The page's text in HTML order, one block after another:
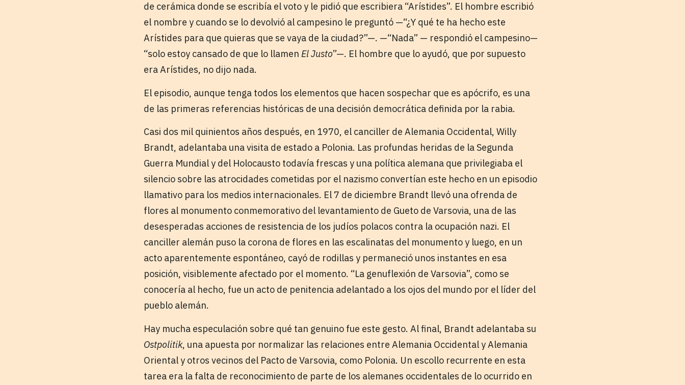
de cerámica donde se escribía el voto y le pidió que escribiera “Arístides”. El hombre escribió
el nombre y cuando se lo devolvió al campesino le preguntó —“¿Y qué te ha hecho este
Arístides para que quieras que se vaya de la ciudad?”—. —“Nada” — respondió el campesino—
“solo estoy cansado de que lo llamen El Justo”—. El hombre que lo ayudó, que por supuesto
era Arístides, no dijo nada.
El episodio, aunque tenga todos los elementos que hacen sospechar que es apócrifo, es una
de las primeras referencias históricas de una decisión democrática definida por la rabia.
Casi dos mil quinientos años después, en 1970, el canciller de Alemania Occidental, Willy
Brandt, adelantaba una visita de estado a Polonia. Las profundas heridas de la Segunda
Guerra Mundial y del Holocausto todavía frescas y una política alemana que privilegiaba el
silencio sobre las atrocidades cometidas por el nazismo convertían este hecho en un episodio
llamativo para los medios internacionales. El 7 de diciembre Brandt llevó una ofrenda de
flores al monumento conmemorativo del levantamiento de Gueto de Varsovia, una de las
desesperadas acciones de resistencia de los judíos polacos contra la ocupación nazi. El
canciller alemán puso la corona de flores en las escalinatas del monumento y luego, en un
acto aparentemente espontáneo, cayó de rodillas y permaneció unos instantes en esa
posición, visiblemente afectado por el momento. “La genuflexión de Varsovia”, como se
conocería al hecho, fue un acto de penitencia adelantado a los ojos del mundo por el líder del
pueblo alemán.
Hay mucha especulación sobre qué tan genuino fue este gesto. Al final, Brandt adelantaba su
Ostpolitik, una apuesta por normalizar las relaciones entre Alemania Occidental y Alemania
Oriental y otros vecinos del Pacto de Varsovia, como Polonia. Un escollo recurrente en esta
tarea era la falta de reconocimiento de parte de los alemanes occidentales de lo ocurrido en